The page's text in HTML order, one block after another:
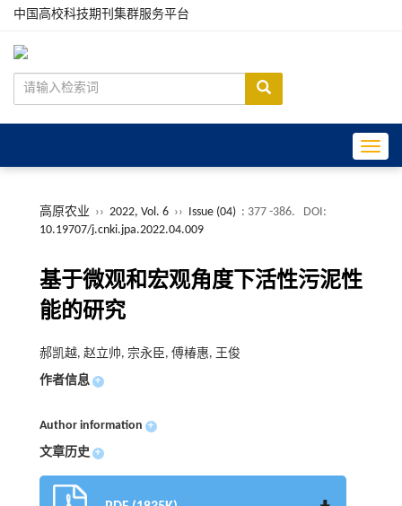
中国高校科技期刊集群服务平台
高原农业 ›› 2022, Vol. 6 ›› Issue (04) : 377 -386.
DOI:
10.19707/j.cnki.jpa.2022.04.009
基于微观和宏观角度下活性污泥性
能的研究
郝凯越, 赵立帅, 宗永臣, 傅椿惠, 王俊
作者信息 +
Author information +
文章历史 +